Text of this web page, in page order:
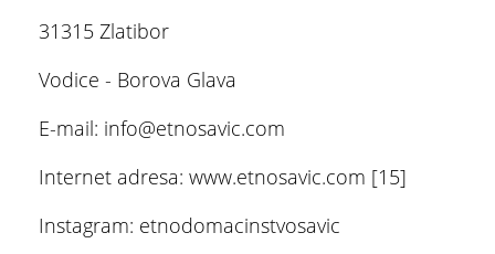
31315 Zlatibor
Vodice - Borova Glava
E-mail: info@etnosavic.com
Internet adresa: www.etnosavic.com [15]
Instagram: etnodomacinstvosavic